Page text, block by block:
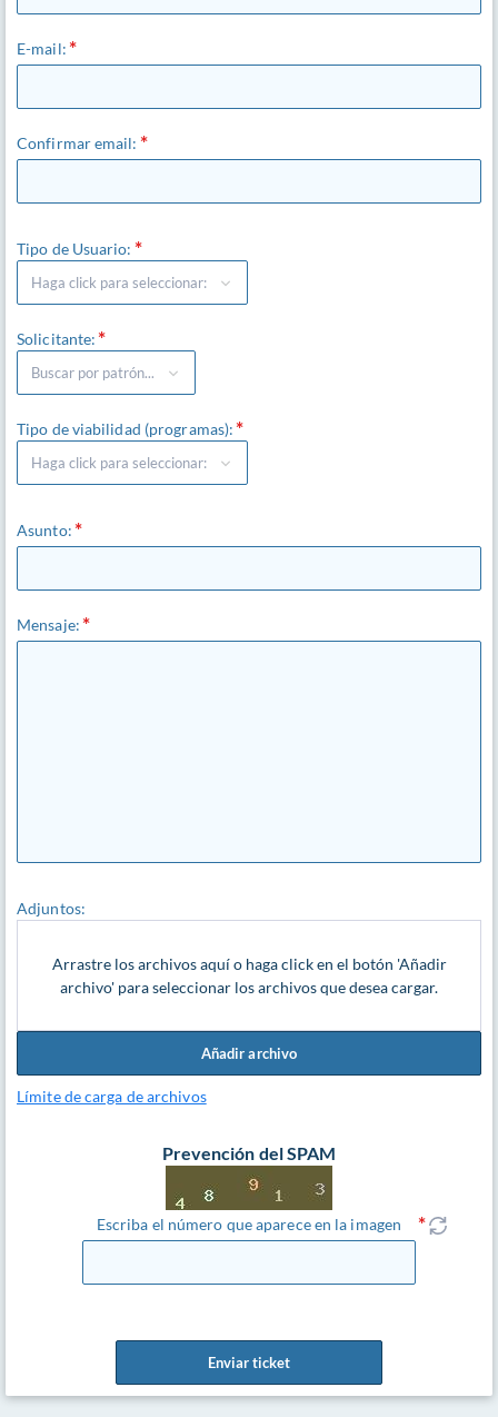
E-mail:
Confirmar email:
Tipo de Usuario:
Solicitante:
Tipo de viabilidad (programas):
Asunto:
Mensaje:
Adjuntos:
Arrastre los archivos aquí o haga click en el botón 'Añadir
archivo' para seleccionar los archivos que desea cargar.
Añadir archivo
Límite de carga de archivos
Prevención del SPAM
Escriba el número que aparece en la imagen
Enviar ticket